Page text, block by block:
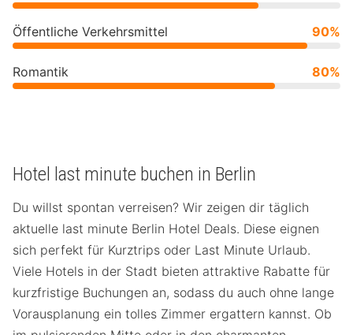
Öffentliche Verkehrsmittel 90%
Romantik 80%
Hotel last minute buchen in Berlin
Du willst spontan verreisen? Wir zeigen dir täglich
aktuelle last minute Berlin Hotel Deals. Diese eignen
sich perfekt für Kurztrips oder Last Minute Urlaub.
Viele Hotels in der Stadt bieten attraktive Rabatte für
kurzfristige Buchungen an, sodass du auch ohne lange
Vorausplanung ein tolles Zimmer ergattern kannst. Ob